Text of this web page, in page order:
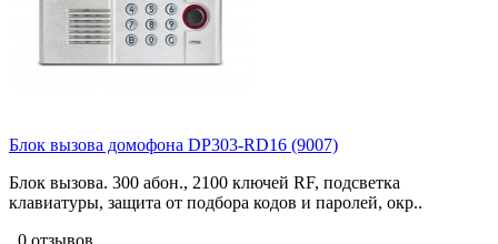
Блок вызова домофона DP303-RD16 (9007)
Блок вызова. 300 абон., 2100 ключей RF, подсветка
клавиатуры, защита от подбора кодов и паролей, окр..
0 отзывов